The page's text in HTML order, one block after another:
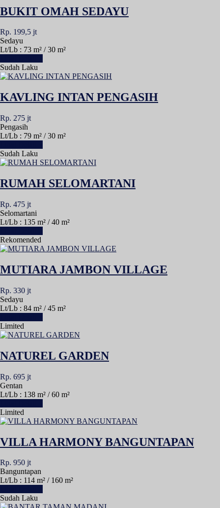
BUKIT OMAH SEDAYU
Rp. 199,5 jt
Sedayu
Lt/Lb : 73 m² / 30 m²
Sudah Laku
KAVLING INTAN PENGASIH
Rp. 275 jt
Pengasih
Lt/Lb : 79 m² / 30 m²
Sudah Laku
RUMAH SELOMARTANI
Rp. 475 jt
Selomartani
Lt/Lb : 135 m² / 40 m²
Rekomended
MUTIARA JAMBON VILLAGE
Rp. 330 jt
Sedayu
Lt/Lb : 84 m² / 45 m²
Limited
NATUREL GARDEN
Rp. 695 jt
Gentan
Lt/Lb : 138 m² / 60 m²
Limited
VILLA HARMONY BANGUNTAPAN
Rp. 950 jt
Banguntapan
Lt/Lb : 114 m² / 160 m²
Sudah Laku